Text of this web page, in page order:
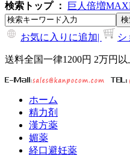
検索トップ ：
巨人倍増
お気に入りに追加| シ
送料全国一律1200円 2万円
ホーム
精力剤
漢方薬
媚薬
経口避妊薬